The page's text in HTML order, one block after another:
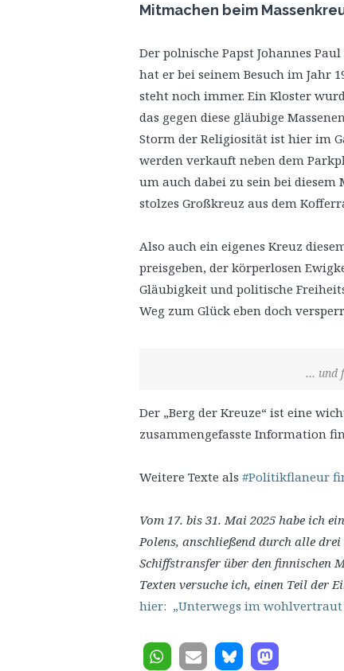
Mitmachen beim
Der polnische Papst Johannes
hat er bei seinem Besuch im Jahr
steht noch immer. Ein Kloster
das gegen diese gläubige
Storm der Religiosität ist hier im
werden verkauft neben dem
um auch dabei zu sein bei
stolzes Großkreuz aus dem
Also auch ein eigenes Kreuz
preisgeben, der körperlosen
Gläubigkeit und politische
Weg zum Glück eben doch
… und
Der „Berg der Kreuze“ ist eine
zusammengefasste Information
Weitere Texte als #Politikflaneur
Vom 17. bis 31. Mai 2025 habe ich
Polens, anschließend durch alle
Schiffstransfer über den finnischen
Texten versuche ich, einen Teil der
hier: „Unterwegs im wohlvertraut